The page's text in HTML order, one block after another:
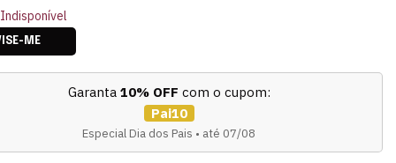
ME
Garanta 10% OFF com o cupom:
Pai10
Especial Dia dos Pais • até 07/08